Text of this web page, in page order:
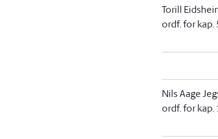
Torill
ordf. for kap.
Nils Aage
ordf. for